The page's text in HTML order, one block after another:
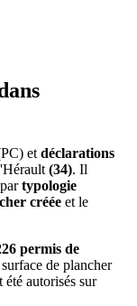
et déclarations
(34). Il
typologie
créée et le
permis de
de plancher
été autorisés sur